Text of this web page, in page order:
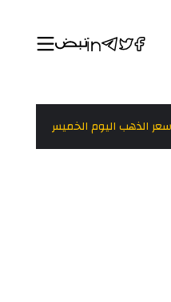
سعر الذهب اليوم الخميس5/1/2023 بالدولار الامريكي